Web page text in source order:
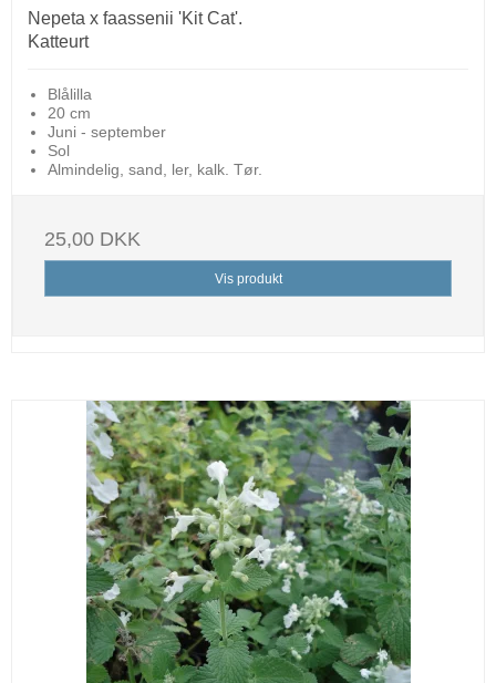
Nepeta x faassenii 'Kit Cat'.
Katteurt
Blålilla
20 cm
Juni - september
Sol
Almindelig, sand, ler, kalk. Tør.
25,00 DKK
Vis produkt